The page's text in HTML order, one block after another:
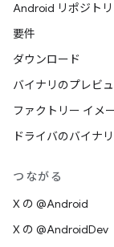
Android リポジトリ
要件
ダウンロード
バイナリのプレビ
ファクトリー イメ
ドライバのバイナリ
つながる
X の @Android
X の @AndroidDev